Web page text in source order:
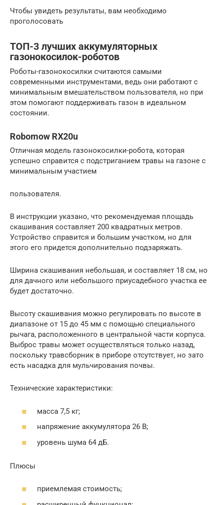
Чтобы увидеть результаты, вам необходимо
проголосовать
ТОП-3 лучших аккумуляторных
газонокосилок-роботов
Роботы-газонокосилки считаются самыми
современными инструментами, ведь они работают с
минимальным вмешательством пользователя, но при
этом помогают поддерживать газон в идеальном
состоянии.
Robomow RX20u
Отличная модель газонокосилки-робота, которая
успешно справится с подстриганием травы на газоне с
минимальным участием
пользователя.
В инструкции указано, что рекомендуемая площадь
скашивания составляет 200 квадратных метров.
Устройство справится и большим участком, но для
этого его придется дополнительно подзаряжать.
Ширина скашивания небольшая, и составляет 18 см, но
для дачного или небольшого приусадебного участка ее
будет достаточно.
Высоту скашивания можно регулировать по высоте в
диапазоне от 15 до 45 мм с помощью специального
рычага, расположенного в центральной части корпуса.
Выброс травы может осуществляться только назад,
поскольку травсборник в приборе отсутствует, но зато
есть насадка для мульчирования почвы.
Технические характеристики:
масса 7,5 кг;
напряжение аккумулятора 26 В;
уровень шума 64 дБ.
Плюсы
приемлемая стоимость;